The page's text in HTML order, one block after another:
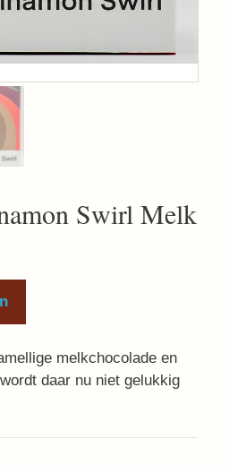
Swirl Melk
melkchocolade en
daar nu niet gelukkig